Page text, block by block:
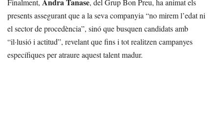
Finalment, Andra Tanase, del Grup Bon Preu, ha animat els
presents assegurant que a la seva companyia “no mirem l’edat ni
el sector de procedència”, sinó que busquen candidats amb
“il·lusió i actitud”, revelant que fins i tot realitzen campanyes
específiques per atraure aquest talent madur.